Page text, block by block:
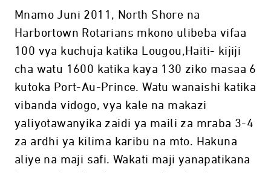
Mnamo Juni 2011, North Shore na
Harbortown Rotarians mkono ulibeba vifaa
100 vya kuchuja katika Lougou,Haiti- kijiji
cha watu 1600 katika kaya 130 ziko masaa 6
kutoka Port-Au-Prince. Watu wanaishi katika
vibanda vidogo, vya kale na makazi
yaliyotawanyika zaidi ya maili za mraba 3-4
za ardhi ya kilima karibu na mto. Hakuna
aliye na maji safi. Wakati maji yanapatikana